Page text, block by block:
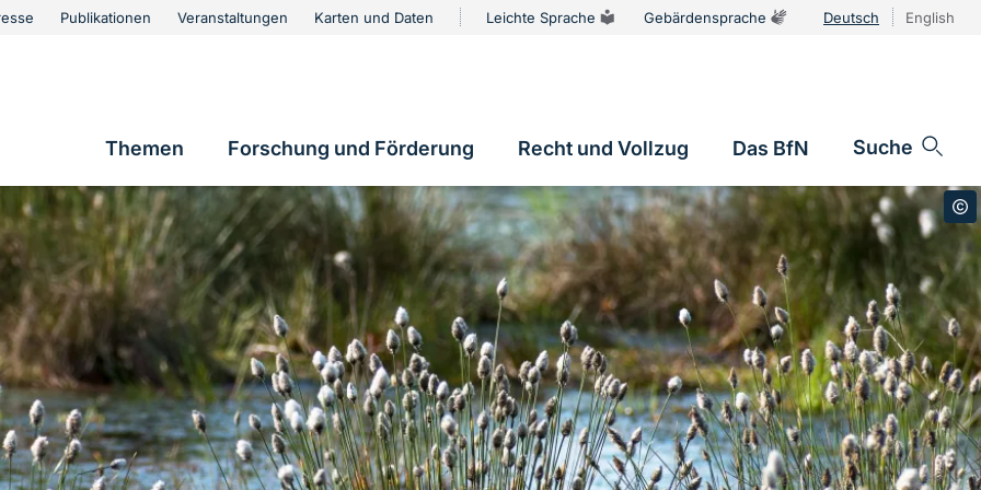
Publikationen Veranstaltungen Karten und Daten Leichte Sprache Gebärdensprache Deutsch English
Hauptnavigation
Themen Forschung und Förderung Recht und Vollzug Das BfN Suche